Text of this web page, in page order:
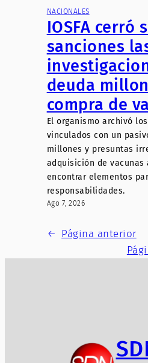
NACIONALES
IOSFA cerró
sanciones
deuda
compra de
El organismo archivó
vinculados con un
millones y presuntas
adquisición de
encontrar elementos
responsabilidades.
Ago 7, 2026
← Página anterior